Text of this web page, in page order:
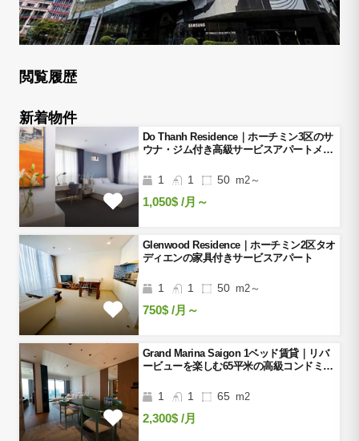
閲覧履歴
新着物件
Do Thanh Residence｜ホーチミン3区のサ
ウナ・ジム付き高級サービスアパートメン
1 1 50 m2～
1,050$ /月～
Glenwood Residence｜ホーチミン2区タオ
ディエンの家具付きサービスアパート
1 1 50 m2～
750$ /月～
Grand Marina Saigon 1ベッド賃貸｜リバ
ービューを楽しむ65平米の高級コンドミニ
1 1 65 m2
2,300$ /月